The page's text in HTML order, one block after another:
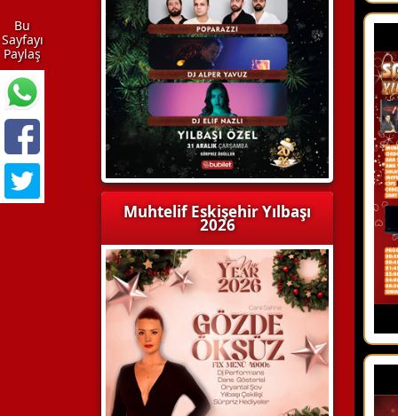
Muhtelif Eskişehir Yılbaşı
2026
Bu
Sayfayı
Paylaş